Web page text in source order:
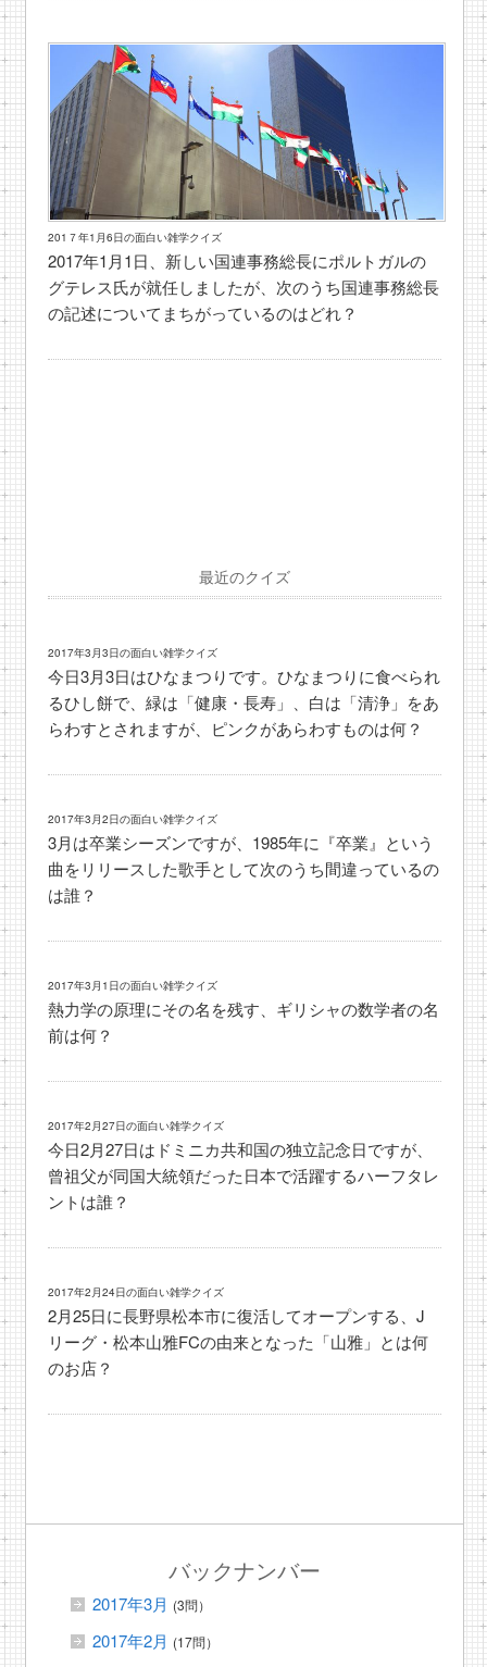
201７年1月6日の面白い雑学クイズ
2017年1月1日、新しい国連事務総長にポルトガルの
グテレス氏が就任しましたが、次のうち国連事務総長
の記述についてまちがっているのはどれ？
最近のクイズ
2017年3月3日の面白い雑学クイズ
今日3月3日はひなまつりです。ひなまつりに食べられ
るひし餅で、緑は「健康・長寿」、白は「清浄」をあ
らわすとされますが、ピンクがあらわすものは何？
2017年3月2日の面白い雑学クイズ
3月は卒業シーズンですが、1985年に『卒業』という
曲をリリースした歌手として次のうち間違っているの
は誰？
2017年3月1日の面白い雑学クイズ
熱力学の原理にその名を残す、ギリシャの数学者の名
前は何？
2017年2月27日の面白い雑学クイズ
今日2月27日はドミニカ共和国の独立記念日ですが、
曾祖父が同国大統領だった日本で活躍するハーフタレ
ントは誰？
2017年2月24日の面白い雑学クイズ
2月25日に長野県松本市に復活してオープンする、J
リーグ・松本山雅FCの由来となった「山雅」とは何
のお店？
バックナンバー
2017年3月 (3問）
2017年2月 (17問）